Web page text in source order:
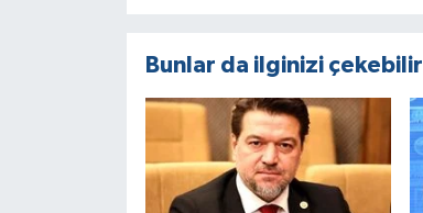
Bunlar da ilginizi çekebilir